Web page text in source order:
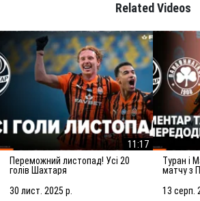
Related Videos
11:17
Переможний листопад! Усі 20
голів Шахтаря
30 лист. 2025 р.
Туран і Марлон – напередодні
матчу з
13 серп.